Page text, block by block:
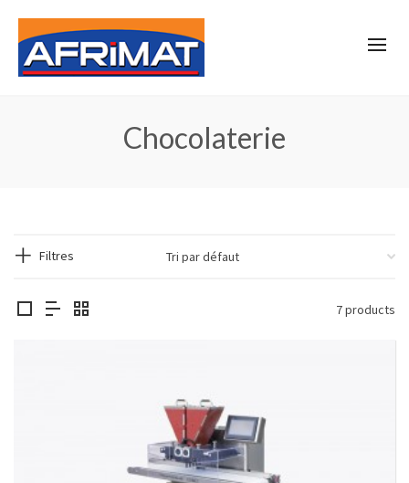
Chocolaterie
Filtres
7 products